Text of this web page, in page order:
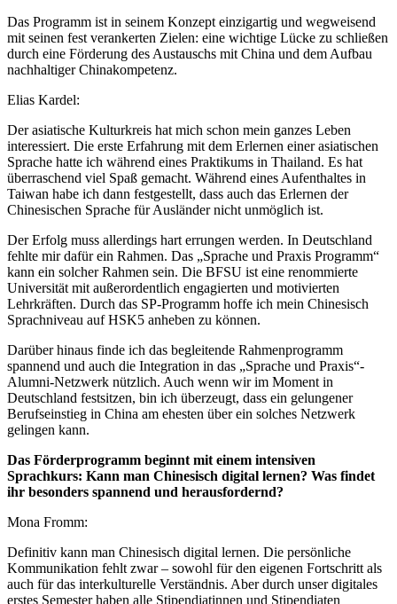
Das Programm ist in seinem Konzept einzigartig und wegweisend
mit seinen fest verankerten Zielen: eine wichtige Lücke zu schließen
durch eine Förderung des Austauschs mit China und dem Aufbau
nachhaltiger Chinakompetenz.
Elias Kardel:
Der asiatische Kulturkreis hat mich schon mein ganzes Leben
interessiert. Die erste Erfahrung mit dem Erlernen einer asiatischen
Sprache hatte ich während eines Praktikums in Thailand. Es hat
überraschend viel Spaß gemacht. Während eines Aufenthaltes in
Taiwan habe ich dann festgestellt, dass auch das Erlernen der
Chinesischen Sprache für Ausländer nicht unmöglich ist.
Der Erfolg muss allerdings hart errungen werden. In Deutschland
fehlte mir dafür ein Rahmen. Das „Sprache und Praxis Programm“
kann ein solcher Rahmen sein. Die BFSU ist eine renommierte
Universität mit außerordentlich engagierten und motivierten
Lehrkräften. Durch das SP-Programm hoffe ich mein Chinesisch
Sprachniveau auf HSK5 anheben zu können.
Darüber hinaus finde ich das begleitende Rahmenprogramm
spannend und auch die Integration in das „Sprache und Praxis“-
Alumni-Netzwerk nützlich. Auch wenn wir im Moment in
Deutschland festsitzen, bin ich überzeugt, dass ein gelungener
Berufseinstieg in China am ehesten über ein solches Netzwerk
gelingen kann.
Das Förderprogramm beginnt mit einem intensiven
Sprachkurs: Kann man Chinesisch digital lernen? Was findet
ihr besonders spannend und herausfordernd?
Mona Fromm:
Definitiv kann man Chinesisch digital lernen. Die persönliche
Kommunikation fehlt zwar – sowohl für den eigenen Fortschritt als
auch für das interkulturelle Verständnis. Aber durch unser digitales
erstes Semester haben alle Stipendiatinnen und Stipendiaten